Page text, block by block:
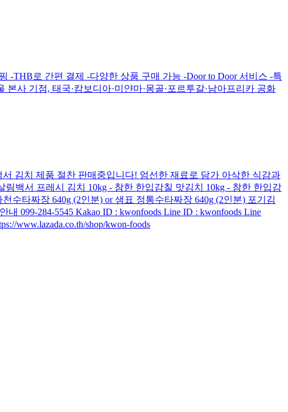
-THB로 간편 결제 -다양한 상품 구매 가능 -Door to Door 서비스 -특
사 기점, 태국·캄보디아·미얀마·몽골·포르투갈·남아프리카 공화
김치 제품 절찬 판매중입니다! 엄선한 재료로 담가 아삭한 식감과
백서 프레시 김치 10kg - 참한 한입감칠 맛김치 10kg - 참한 한입감
수타짜장 640g (2인분) or 샘표 정통수타짜장 640g (2인분) 포기김
099-284-5545 Kakao ID : kwonfoods Line ID : kwonfoods Line
www.lazada.co.th/shop/kwon-foods